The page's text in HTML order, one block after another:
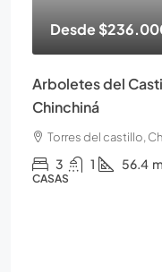
Desde
Arboletes del
Chinchiná
Torres del castillo,
3 1 56.4
CASAS